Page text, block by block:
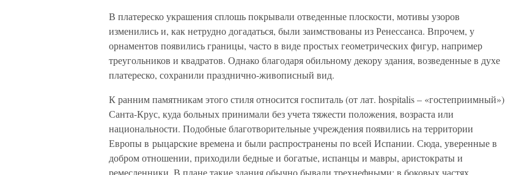
В платереско украшения сплошь покрывали отведенные плоскости, мотивы узоров
изменились и, как нетрудно догадаться, были заимствованы из Ренессанса. Впрочем, у
орнаментов появились границы, часто в виде простых геометрических фигур, например
треугольников и квадратов. Однако благодаря обильному декору здания, возведенные в духе
платереско, сохранили празднично-живописный вид.
К ранним памятникам этого стиля относится госпиталь (от лат. hospitalis – «гостеприимный»)
Санта-Крус, куда больных принимали без учета тяжести положения, возраста или
национальности. Подобные благотворительные учреждения появились на территории
Европы в рыцарские времена и были распространены по всей Испании. Сюда, уверенные в
добром отношении, приходили бедные и богатые, испанцы и мавры, аристократы и
ремесленники. В плане такие здания обычно бывали трехнефными; в боковых частях